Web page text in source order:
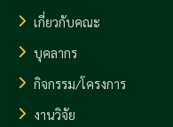
เกี่ยวกับคณะ
บุคลากร
กิจกรรม/โครงการ
งานวิจัย